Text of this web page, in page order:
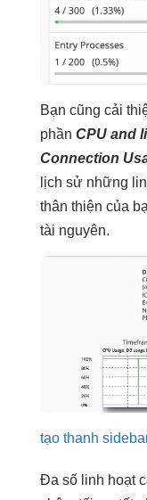
Bạn cũng cải
phần CPU and
Connection
lịch sử những
thân thiện của
tài nguyên.
tạo thanh
Đa số linh hoạt